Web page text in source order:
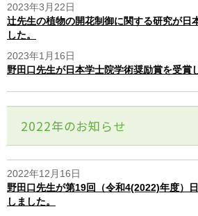
2023年3月22日
辻先生の植物の開花制御に関する研究が日
した。
2023年1月16日
野田口先生が日本学士院学術奨励賞を受賞
2022年のお知らせ
2022年12月16日
野田口先生が第19回（令和4(2022)年度）
しました。